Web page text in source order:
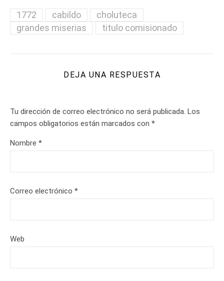
1772 cabildo
choluteca
grandes miserias
titulo comisionado
DEJA UNA RESPUESTA
Tu dirección de correo electrónico no será publicada. Los
campos obligatorios están marcados con *
Nombre *
Correo electrónico *
Web